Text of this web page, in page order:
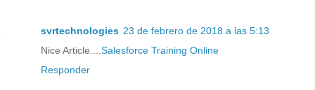
svrtechnologies 23 de febrero de 2018 a las 5:13
Nice Article.... Salesforce Training Online
Responder